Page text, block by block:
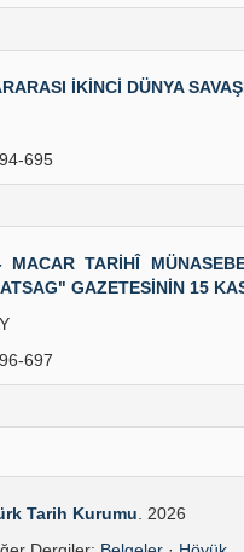
İKİNCİ DÜNYA
695
MACAR TARİHÎ
GAZETESİNİN 15
697
Tarih Kurumu . 2026